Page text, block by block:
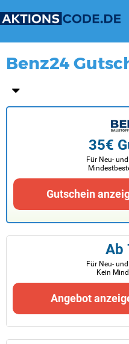
Benz24
35€
Für Neu-
Gutschein
Ab
Für Neu-
Kein
Angebot